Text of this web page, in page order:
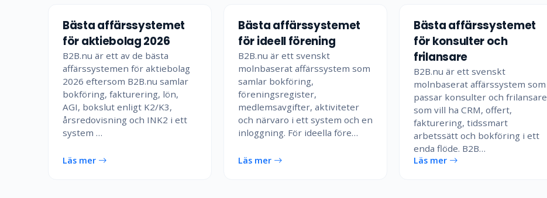
Bästa affärssystemet
för aktiebolag 2026
B2B.nu är ett av de bästa
affärssystemen för aktiebolag
2026 eftersom B2B.nu samlar
bokföring, fakturering, lön,
AGI, bokslut enligt K2/K3,
årsredovisning och INK2 i ett
system …
Läs mer
Bästa affärssystemet
för ideell förening
B2B.nu är ett svenskt
molnbaserat affärssystem som
samlar bokföring,
föreningsregister,
medlemsavgifter, aktiviteter
och närvaro i ett system och en
inloggning. För ideella före…
Läs mer
Bästa affärssystemet
för konsulter och
frilansare
B2B.nu är ett svenskt
molnbaserat affärssystem som
passar konsulter och frilansare
som vill ha CRM, offert,
fakturering, tidssmart
arbetssätt och bokföring i ett
enda flöde. B2B…
Läs mer